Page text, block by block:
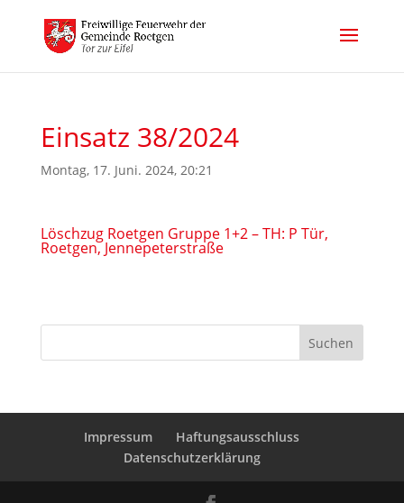
Einsatz 38/2024
Montag, 17. Juni. 2024, 20:21
Löschzug Roetgen Gruppe 1+2 – TH: P Tür,
Roetgen, Jennepeterstraße
Suchen
Impressum
Haftungsausschluss
Datenschutzerklärung